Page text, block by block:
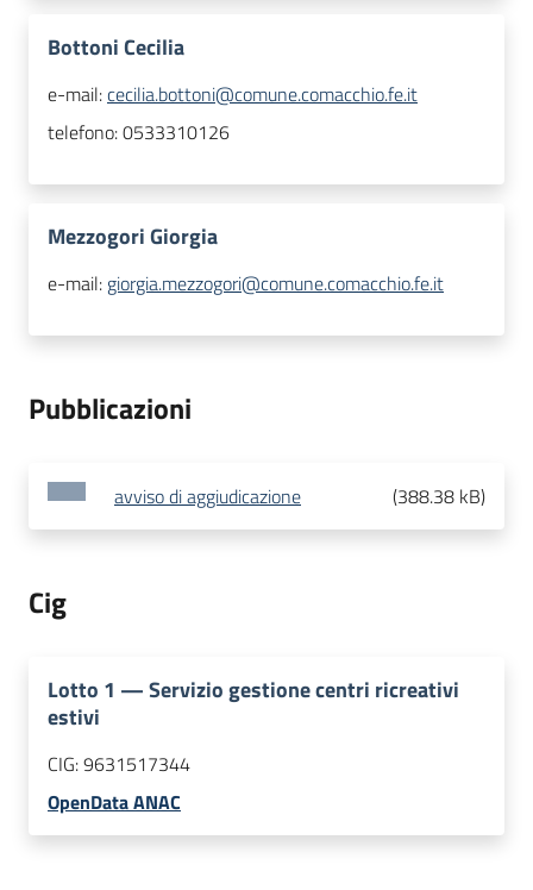
Bottoni Cecilia
e-mail:cecilia.bottoni@comune.comacchio.fe.it
telefono:0533310126
Mezzogori Giorgia
e-mail: giorgia.mezzogori@comune.comacchio.fe.it
Pubblicazioni
avviso di aggiudicazione (388.38 kB)
Cig
Lotto 1 —Servizio gestione centri ricreativi
estivi
CIG:9631517344
OpenData ANAC